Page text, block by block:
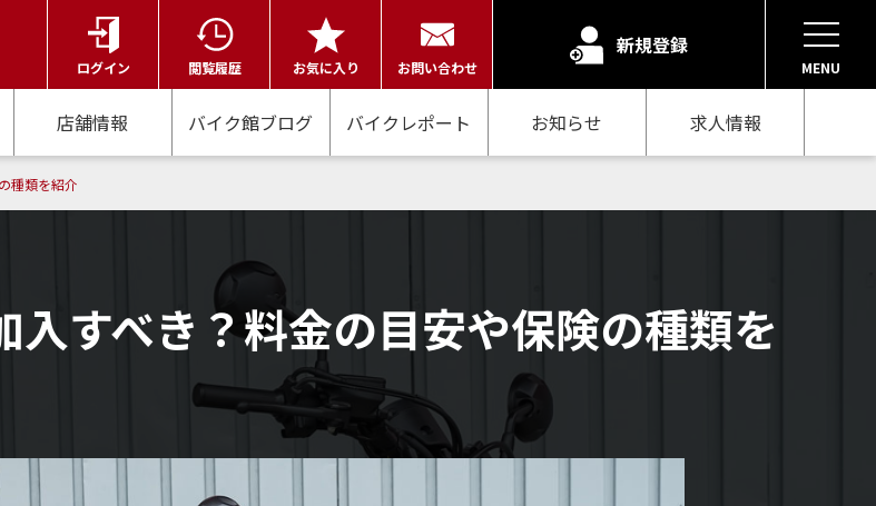
ログイン 閲覧履歴 お気に入り お問い合わせ
新規登録
MENU
店舗情報 バイク館ブログ バイクレポート お知らせ 求人情報
種類を紹介
すべき？料金の目安や保険の種類を